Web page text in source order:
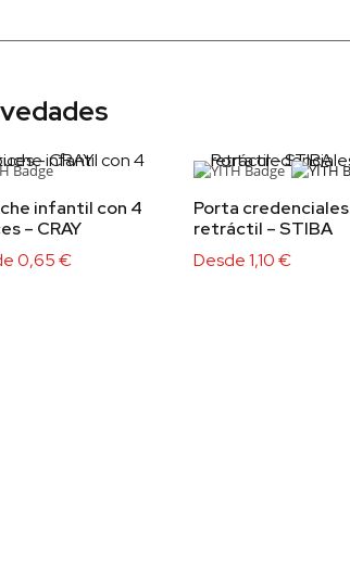
infantil con 4
– CRAY
0,65€
Porta credenciales
retráctil – STIBA
Desde1,10€